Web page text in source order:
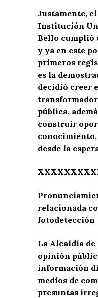
Justamente, el
Institución
Bello cumplió
y ya en este
primeros
es la
decidió creer
pública,
construir
desde la
relacionada
fotodetección
La Alcaldía
opinión
información
medios de
presuntas